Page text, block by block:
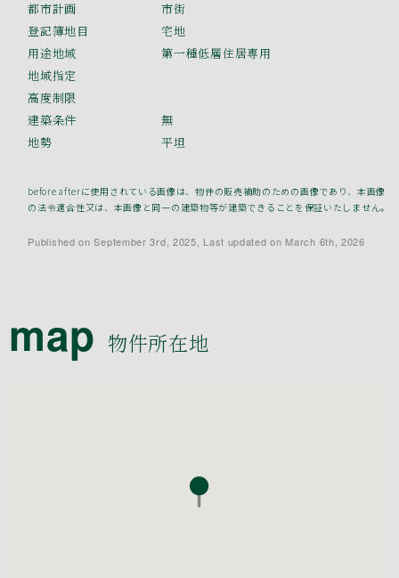
都市計画
市街
登記簿地目
宅地
用途地域
第一種低層住居専用
地域指定
高度制限
建築条件
無
地勢
平坦
before afterに使用されている画像は、物件の販売補助のための画像であり、本画像
の法令適合性又は、本画像と同一の建築物等が建築できることを保証いたしません。
Published on September 3rd, 2025, Last updated on March 6th, 2026
map 物件所在地